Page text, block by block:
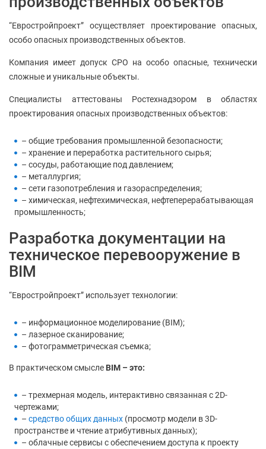
“Евростройпроект” осуществляет проектирование опасных,
особо опасных производственных объектов.
Компания имеет допуск СРО на особо опасные, технически
сложные и уникальные объекты.
Специалисты аттестованы Ростехнадзором в областях
проектирования опасных производственных объектов:
– общие требования промышленной безопасности;
– хранение и переработка растительного сырья;
– сосуды, работающие под давлением;
– металлургия;
– сети газопотребления и газораспределения;
– химическая, нефтехимическая, нефтеперерабатывающая
промышленность;
Разработка документации на
техническое перевооружение в
BIM
“Евростройпроект” использует технологии:
– информационное моделирование (BIM);
– лазерное сканирование;
– фотограмметрическая съемка;
В практическом смысле BIM – это:
– трехмерная модель, интерактивно связанная с 2D-
чертежами;
– средство общих данных (просмотр модели в 3D-
пространстве и чтение атрибутивных данных);
– облачные сервисы с обеспечением доступа к проекту